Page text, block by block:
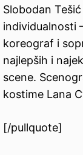
Slobodan
individualnosti
koreograf i
najlepših i
scene.
kostime Lana
[/pullquote]